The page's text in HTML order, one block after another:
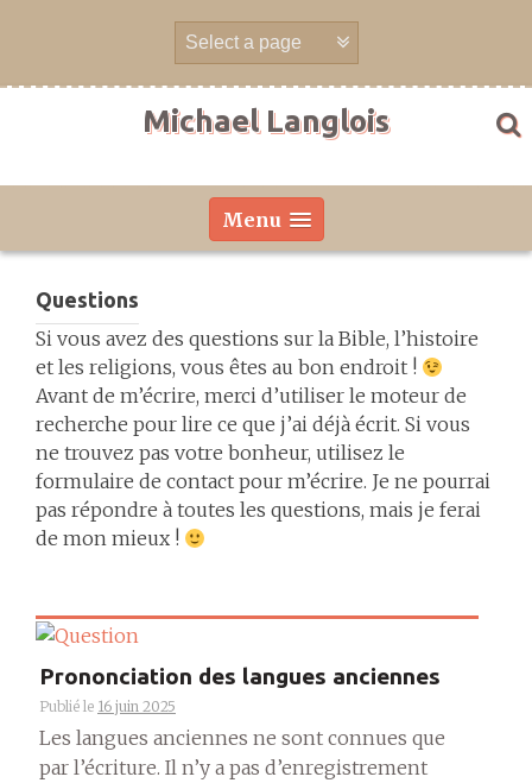
Michael Langlois
Menu
Questions
Si vous avez des questions sur la Bible, l’histoire
et les religions, vous êtes au bon endroit !
Avant de m’écrire, merci d’utiliser le moteur de
recherche pour lire ce que j’ai déjà écrit. Si vous
ne trouvez pas votre bonheur, utilisez le
formulaire de contact pour m’écrire. Je ne pourrai
pas répondre à toutes les questions, mais je ferai
de mon mieux !
Prononciation des langues anciennes
Publié le 16 juin 2025
Les langues anciennes ne sont connues que
par l’écriture. Il n’y a pas d’enregistrement